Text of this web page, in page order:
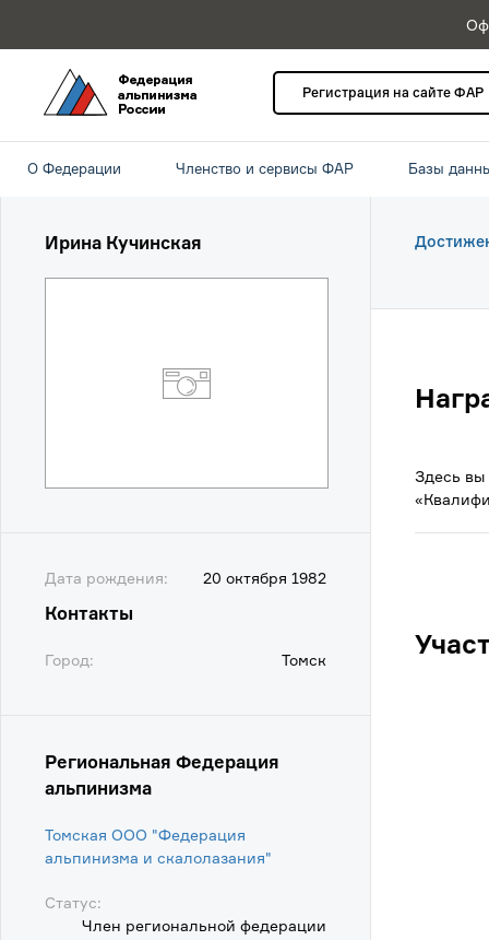
Регистрация на сайте ФАР
О Федерации Членство и сервисы ФАР Базы
Ирина Кучинская
Дата рождения: 20 октября 1982
Контакты
Город: Томск
Региональная Федерация
альпинизма
Томская ООО "Федерация
альпинизма и скалолазания"
Статус:
Член региональной федерации
Здесь вы